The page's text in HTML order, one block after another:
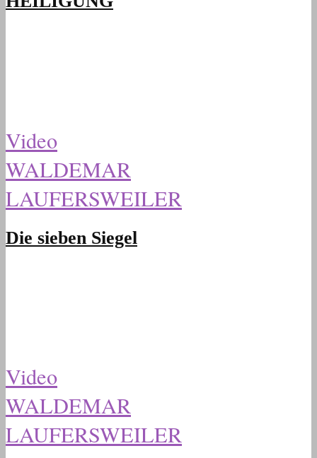
Video
WALDEMAR
LAUFERSWEILER
Die sieben Siegel
Video
WALDEMAR
LAUFERSWEILER